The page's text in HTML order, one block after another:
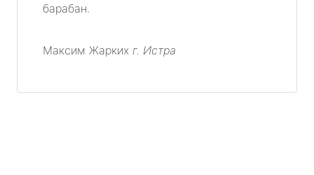
барабан.
Максим Жарких г. Истра